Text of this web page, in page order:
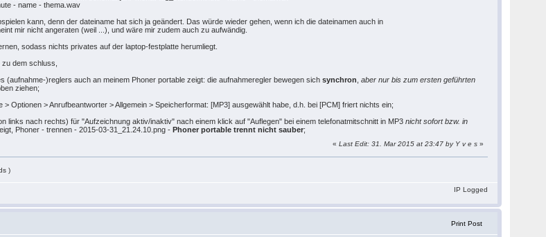
- name - thema.wav
kann, denn der dateiname hat sich ja geändert. Das würde wieder gehen, wenn ich die dateinamen auch in
mir nicht angeraten (weil ...), und wäre mir zudem auch zu aufwändig.
sodass nichts privates auf der laptop-festplatte herumliegt.
dem schluss,
)reglers auch an meinem Phoner portable zeigt: die aufnahmeregler bewegen sichsynchron ,aber nur bis zum ersten geführten
ziehen;
Optionen > Anrufbeantworter > Allgemein > Speicherformat: [MP3] ausgewählt habe, d.h. bei [PCM] friert nichts ein;
links nach rechts) für "Aufzeichnung aktiv/inaktiv" nach einem klick auf "Auflegen" bei einem telefonatmitschnitt in MP3nicht sofort bzw. in
Phoner - trennen - 2015-03-31_21.24.10.png -Phoner portable trennt nicht sauber;
«Last Edit: 31. Mar 2015 at 23:47 by Y v e s »
)
IP Logged
Print Post